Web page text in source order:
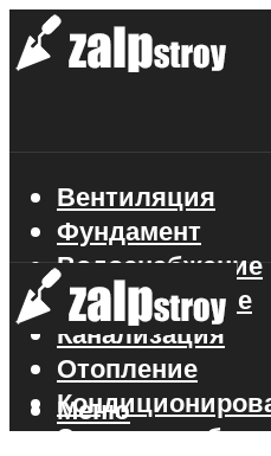
Вентиляция
Фундамент
Водоснабжение
Газоснабжение
Канализация
Отопление
Меню